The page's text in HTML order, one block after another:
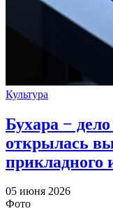
Культура
Бухара −
открылась
прикладного
05 июня 2026
Фото